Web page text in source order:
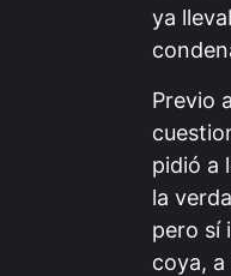
ya
Previo
pidió a
la
pero sí
coya,